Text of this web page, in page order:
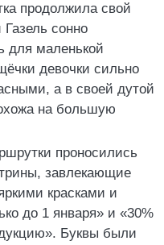
продолжила свой
сонно
для маленькой
девочки сильно
а в своей дутой
на большую
проносились
завлекающие
красками и
до 1 января» и «30%
Буквы были